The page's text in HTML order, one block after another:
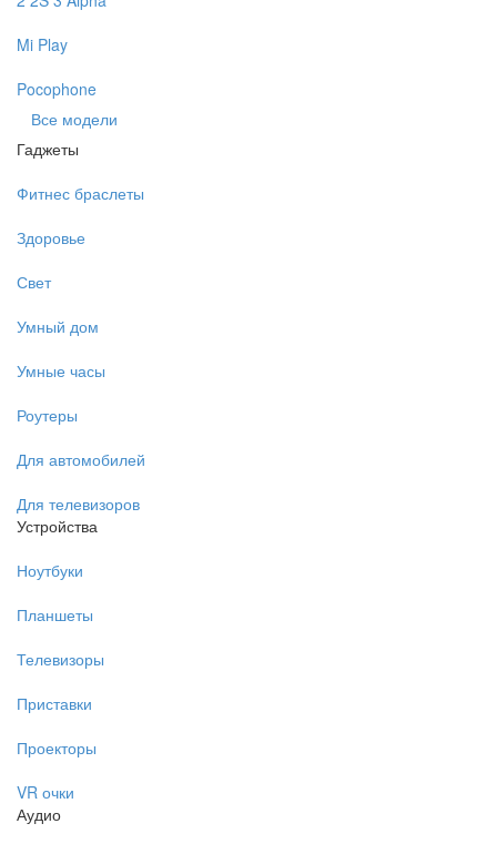
Mi Play
Pocophone
Все модели
Гаджеты
Фитнес браслеты
Здоровье
Свет
Умный дом
Умные часы
Роутеры
Для автомобилей
Для телевизоров
Устройства
Ноутбуки
Планшеты
Телевизоры
Приставки
Проекторы
VR очки
Аудио